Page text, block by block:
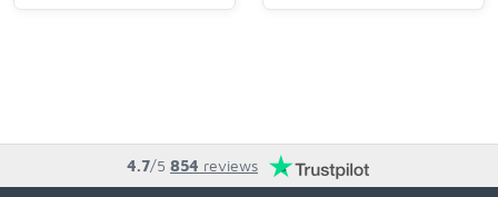
4.7/5 854 reviews